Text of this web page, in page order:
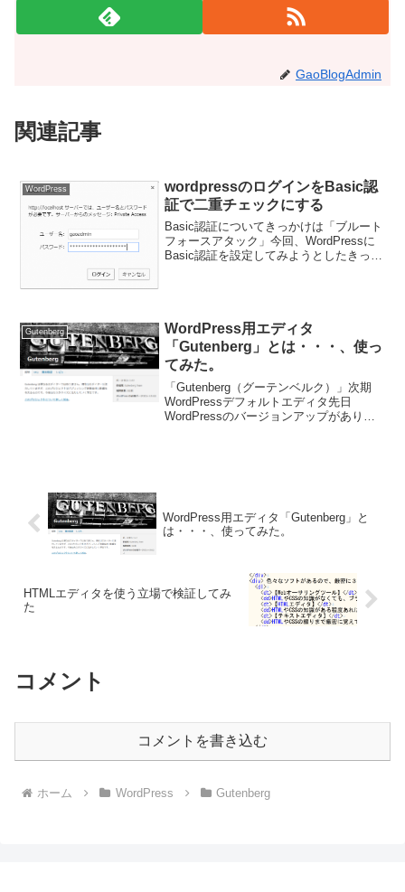
GaoBlogAdmin
関連記事
WordPress
wordpressのログインをBasic認
証で二重チェックにする
Basic認証についてきっかけは「ブルート
フォースアタック」今回、WordPressに
Basic認証を設定してみようとしたきっか
Gutenberg
WordPress用エディタ
「Gutenberg」とは・・・、使っ
てみた。
「Gutenberg（グーテンベルク）」次期
WordPressデフォルトエディタ先日
WordPressのバージョンアップがあり、
WordPress用エディタ「Gutenberg」と
は・・・、使ってみた。
HTMLエディタを使う立場で検証してみ
た
コメント
コメントを書き込む
ホーム WordPress Gutenberg